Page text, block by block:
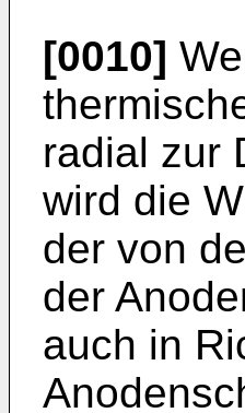
[0010]
radial zur
wird die
der von
der
auch in